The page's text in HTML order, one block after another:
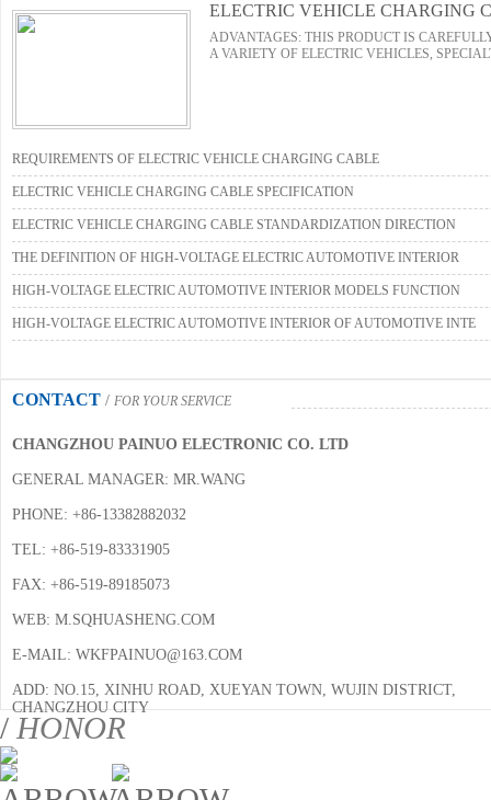
ELECTRIC VEHICLE CHARGING
ADVANTAGES: THIS PRODUCT IS
A VARIETY OF ELECTRIC VEHICLES,
REQUIREMENTS OF ELECTRIC VEHICLE CHARGING CABLE
ELECTRIC VEHICLE CHARGING CABLE SPECIFICATION
ELECTRIC VEHICLE CHARGING CABLE STANDARDIZATION DIRECTION
THE DEFINITION OF HIGH-VOLTAGE ELECTRIC AUTOMOTIVE INTERIOR
HIGH-VOLTAGE ELECTRIC AUTOMOTIVE INTERIOR MODELS FUNCTION
HIGH-VOLTAGE ELECTRIC AUTOMOTIVE INTERIOR OF AUTOMOTIVE INTE
CONTACT / FOR YOUR SERVICE
CHANGZHOU PAINUO ELECTRONIC CO. LTD
GENERAL MANAGER: MR.WANG
PHONE: +86-13382882032
TEL: +86-519-83331905
FAX: +86-519-89185073
WEB: M.SQHUASHENG.COM
E-MAIL: WKFPAINUO@163.COM
ADD: NO.15, XINHU ROAD, XUEYAN TOWN, WUJIN DISTRICT,
CHANGZHOU CITY
/ HONOR